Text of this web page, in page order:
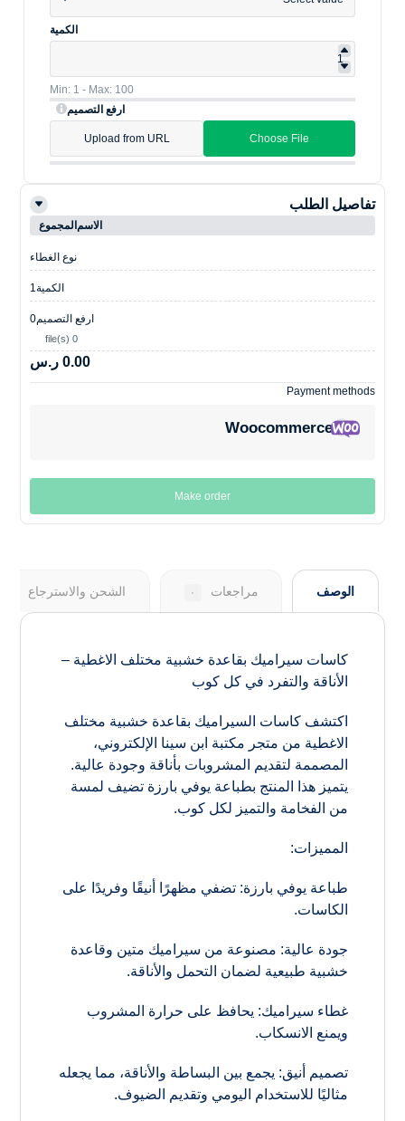
الكمية
Min: 1 - Max: 100
ارفع التصميم
Choose File
Upload from URL
تفاصيل الطلب
الاسمالمجموع
نوع الغطاء
الكمية1
ارفع التصميم
0 file(s)
0
0.00 ر.س
Payment methods
Woocommerce
Make order
الوصف مراجعات ٠ الشحن والاسترجاع
كاسات سيراميك بقاعدة خشبية مختلف الاغطية –
الأناقة والتفرد في كل كوب
اكتشف كاسات السيراميك بقاعدة خشبية مختلف
الاغطية من متجر مكتبة ابن سينا الإلكتروني،
المصممة لتقديم المشروبات بأناقة وجودة عالية.
يتميز هذا المنتج بطباعة يوفي بارزة تضيف لمسة
من الفخامة والتميز لكل كوب.
المميزات:
طباعة يوفي بارزة: تضفي مظهرًا أنيقًا وفريدًا على
الكاسات.
جودة عالية: مصنوعة من سيراميك متين وقاعدة
خشبية طبيعية لضمان التحمل والأناقة.
غطاء سيراميك: يحافظ على حرارة المشروب
ويمنع الانسكاب.
تصميم أنيق: يجمع بين البساطة والأناقة، مما يجعله
مثاليًا للاستخدام اليومي وتقديم الضيوف.